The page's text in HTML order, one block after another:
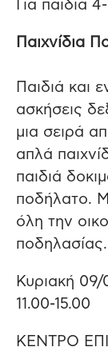
Για παιδιά
Παιχνίδια
Παιδιά και
ασκήσεις
μια σειρά
απλά
παιδιά
ποδήλατο.
όλη την
ποδηλασίας.
Κυριακή 09/
11.00-15.00
ΚΕΝΤΡΟ